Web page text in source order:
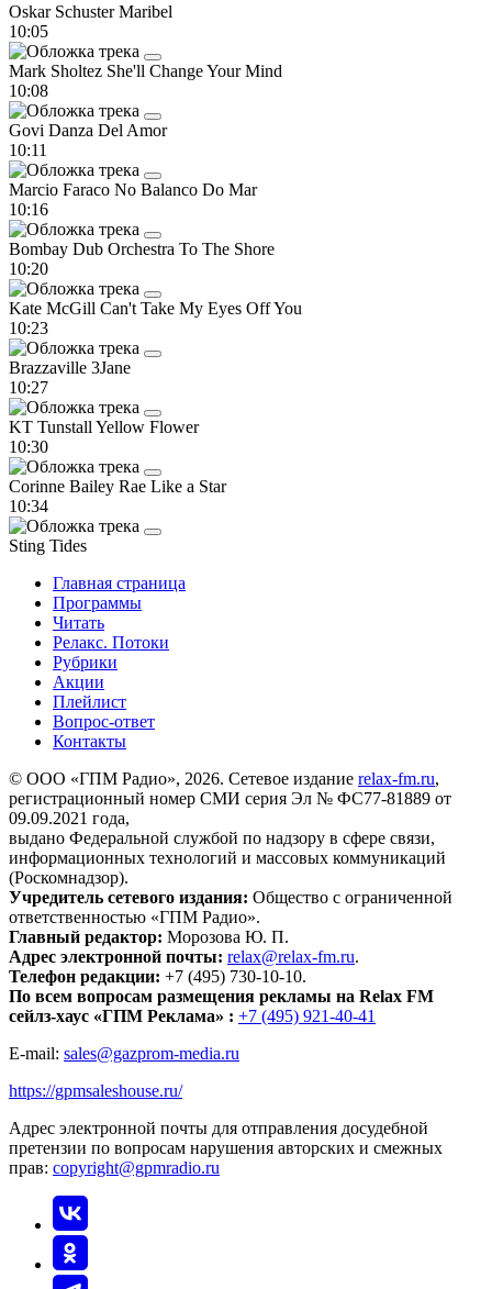
Oskar SchusterMaribel
10:05
Mark Sholtez She'll Change Your Mind
10:08
Govi Danza Del Amor
10:11
Marcio Faraco No Balanco Do Mar
10:16
Bombay Dub Orchestra To The Shore
10:20
Kate McGill Can't Take My Eyes Off You
10:23
Brazzaville 3Jane
10:27
KT Tunstall Yellow Flower
10:30
Corinne Bailey Rae Like a Star
10:34
Sting Tides
Главная страница
Программы
Читать
Релакс. Потоки
Рубрики
Акции
Плейлист
Вопрос-ответ
Контакты
© ООО «ГПМ Радио», 2026. Сетевое издание relax-fm.ru,
регистрационный номер СМИ серия Эл № ФС77-81889 от
09.09.2021 года,
выдано Федеральной службой по надзору в сфере связи,
информационных технологий и массовых коммуникаций
(Роскомнадзор).
Учредитель сетевого издания: Общество с ограниченной
ответственностью «ГПМ Радио».
Главный редактор: Морозова Ю. П.
Адрес электронной почты: relax@relax-fm.ru.
Телефон редакции: +7 (495) 730-10-10.
По всем вопросам размещения рекламы на Relax FM
сейлз-хаус «ГПМ Реклама» : +7 (495) 921-40-41
E-mail: sales@gazprom-media.ru
https://gpmsaleshouse.ru/
Адрес электронной почты для отправления досудебной
претензии по вопросам нарушения авторских и смежных
прав: copyright@gpmradio.ru